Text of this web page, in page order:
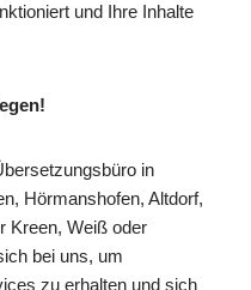
und Ihre Inhalte
in
Hörmanshofen, Altdorf,
Kreen, Weiß oder
bei uns, um
zu erhalten und sich